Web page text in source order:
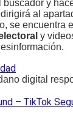
buscador y
al
se encuentra
y
digital
– TikTok